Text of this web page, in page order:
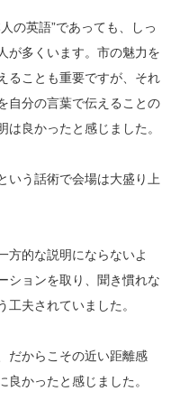
の英語”であっても、しっ
が多くいます。市の魅力を
ることも重要ですが、それ
自分の言葉で伝えることの
良かったと感じました。
いう話術で会場は大盛り上
方的な説明にならないよ
ションを取り、聞き慣れな
夫されていました。
だからこその近い距離感
かったと感じました。